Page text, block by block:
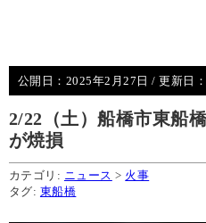
公開日： 2025年2月27日 / 更新日
2/22（土）船橋市東船
が焼損
カテゴリ: ニュース > 火事
タグ: 東船橋